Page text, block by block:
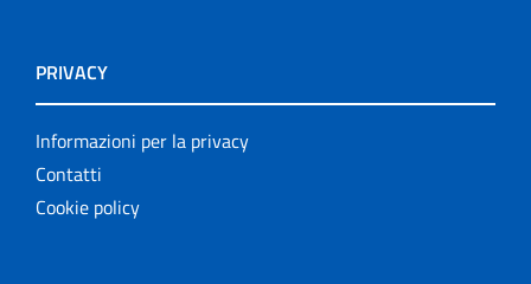
PRIVACY
Informazioni per la privacy
Contatti
Cookie policy